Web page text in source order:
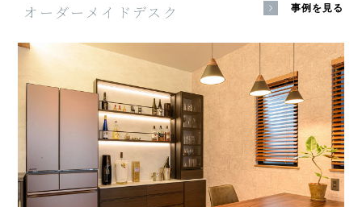
オーダーメイドデスク 事例を見る